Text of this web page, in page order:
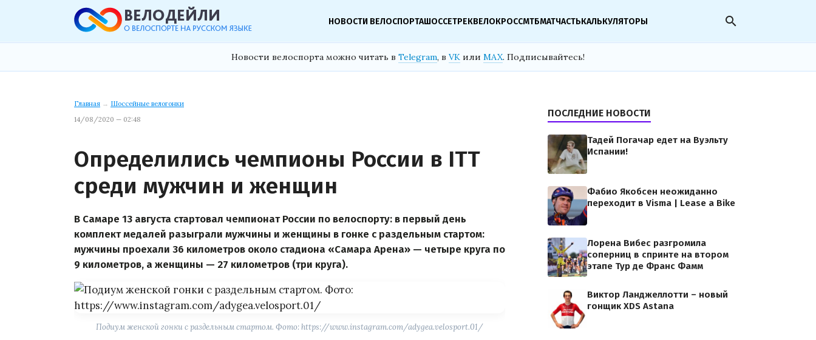
НОВОСТИ ВЕЛОСПОРТАШОССЕТРЕКВЕЛОКРОССМТБМАТЧАСТЬКАЛЬКУЛЯТОРЫ search
Новости велоспорта можно читать в Telegram, в VK или MAX. Подписывайтесь!
Главная → Шоссейные велогонки
14/08/2020 — 02:48
Определились чемпионы России в ITT
среди мужчин и женщин
В Самаре 13 августа стартовал чемпионат России по велоспорту: в первый день
комплект медалей разыграли мужчины и женщины в гонке с раздельным стартом:
мужчины проехали 36 километров около стадиона «Самара Арена» — четыре круга по
9 километров, а женщины — 27 километров (три круга).
Подиум женской гонки с раздельным стартом. Фото: https://www.instagram.com/adygea.velosport.01/
ПОСЛЕДНИЕ НОВОСТИ
Тадей Погачар едет на Вуэльту
Испании!
Фабио Якобсен неожиданно
переходит в Visma | Lease a Bike
Лорена Вибес разгромила
соперниц в спринте на втором
этапе Тур де Франс Фамм
Виктор Ланджеллотти – новый
гонщик XDS Astana